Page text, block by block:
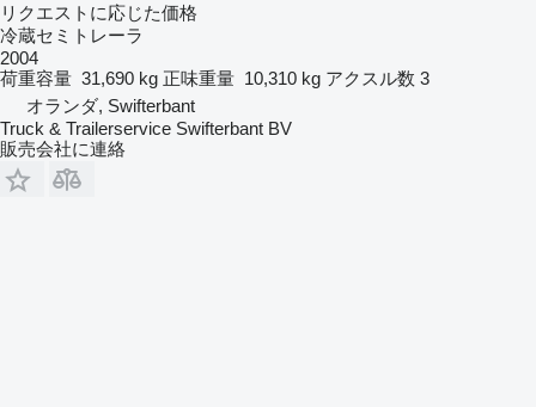
リクエストに応じた価格
冷蔵セミトレーラ
2004
荷重容量 31,690 kg 正味重量 10,310 kg アクスル数 3
オランダ, Swifterbant
Truck & Trailerservice Swifterbant BV
販売会社に連絡